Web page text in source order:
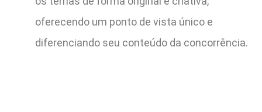
oferecendo um ponto de vista único e
diferenciando seu conteúdo da concorrência.